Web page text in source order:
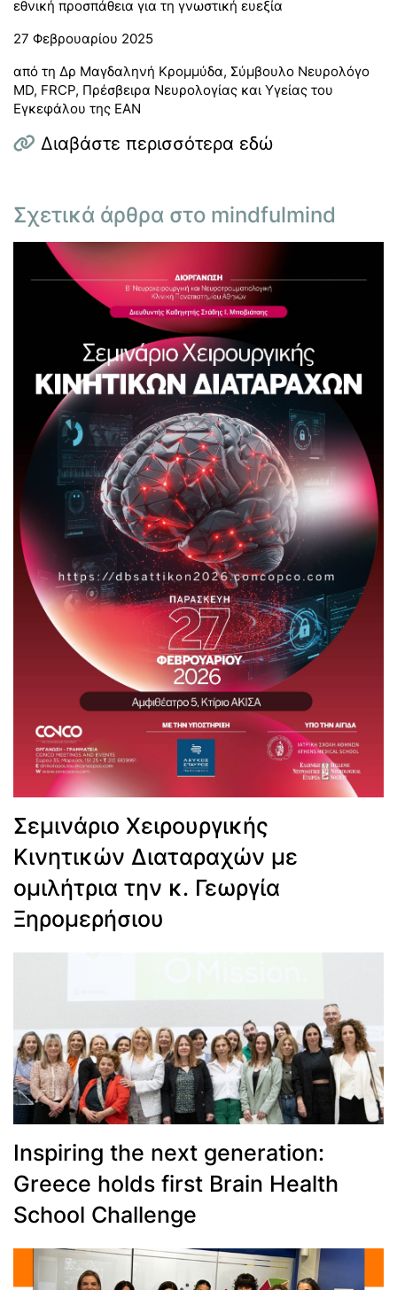
εθνική προσπάθεια για τη γνωστική ευεξία
27 Φεβρουαρίου 2025
από τη Δρ Μαγδαληνή Κρομμύδα, Σύμβουλο Νευρολόγο
MD, FRCP, Πρέσβειρα Νευρολογίας και Υγείας του
Εγκεφάλου της ΕΑΝ
Διαβάστε περισσότερα εδώ
Σχετικά άρθρα στο mindfulmind
Σεμινάριο Χειρουργικής
Κινητικών Διαταραχών με
ομιλήτρια την κ. Γεωργία
Ξηρομερήσιου
Inspiring the next generation:
Greece holds first Brain Health
School Challenge